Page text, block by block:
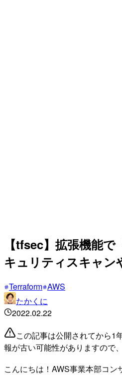
【tfsec】拡張機能
キュリティスキャン
Terraform AWS
たかくに
2022.02.22
この記事は公開されてから1
報が古い可能性がありますので
こんにちは！AWS事業本部コン